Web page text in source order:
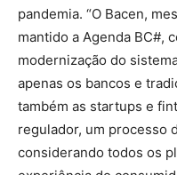
pandemia. “O Bacen,
mantido a Agenda BC#,
modernização do
apenas os bancos e
também as startups e
regulador, um processo
considerando todos os